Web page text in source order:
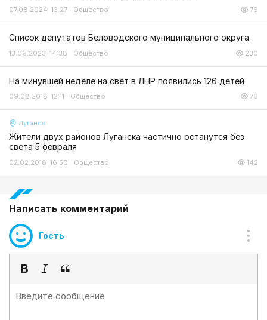
07.08.2024 13:27 Общество 76
Список депутатов Беловодского муниципального округа
13.09.2023 14:38 Общество 230
На минувшей неделе на свет в ЛНР появились 126 детей
09.08.2018 12:11 Общество 76
Луганск
Жители двух районов Луганска частично останутся без
света 5 февраля
02.02.2018 16:50 Общество 142
Написать комментарий
Гость